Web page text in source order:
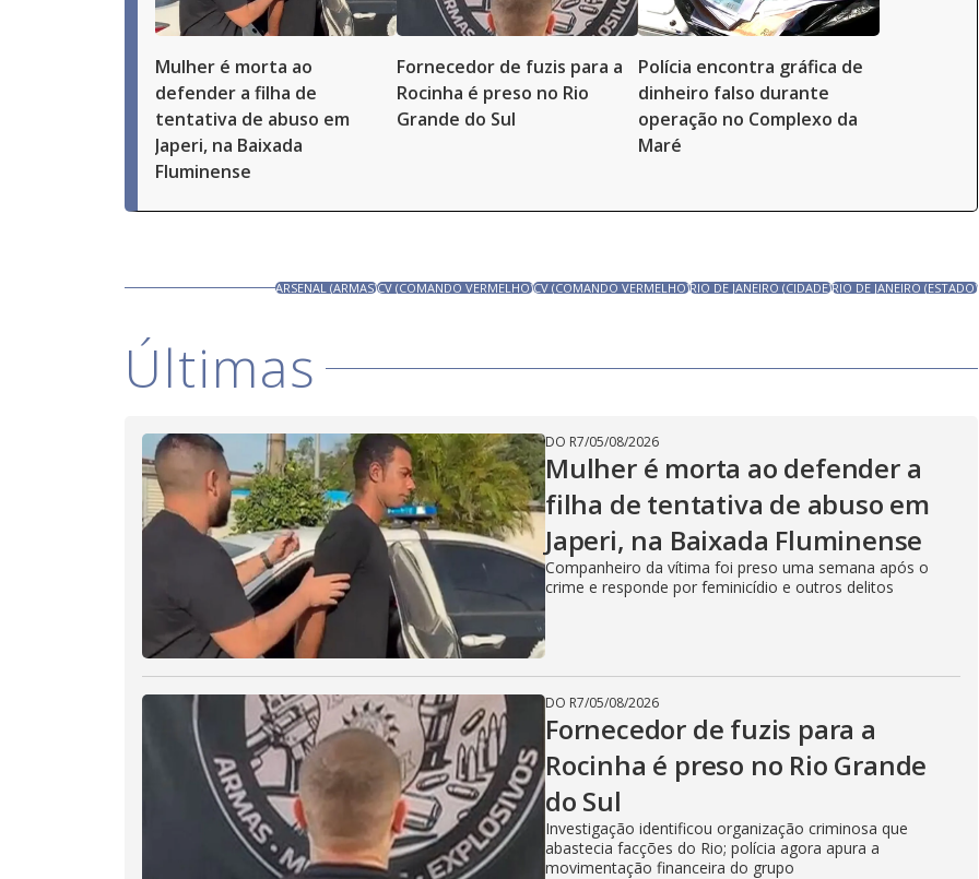
Mulher é morta ao
defender a filha de
tentativa de abuso em
Japeri, na Baixada
Fluminense
Fornecedor de fuzis para a
Rocinha é preso no Rio
Grande do Sul
Polícia encontra gráfica de
dinheiro falso durante
operação no Complexo da
Maré
ARSENAL (ARMAS)CV (COMANDO VERMELHO)CV (COMANDO VERMELHO)RIO DE JANEIRO (CIDADE)RIO DE JANEIRO (ESTADO)
Últimas
DO R7/05/08/2026
Mulher é morta ao defender a
filha de tentativa de abuso em
Japeri, na Baixada Fluminense
Companheiro da vítima foi preso uma semana após o
crime e responde por feminicídio e outros delitos
DO R7/05/08/2026
Fornecedor de fuzis para a
Rocinha é preso no Rio Grande
do Sul
Investigação identificou organização criminosa que
abastecia facções do Rio; polícia agora apura a
movimentação financeira do grupo